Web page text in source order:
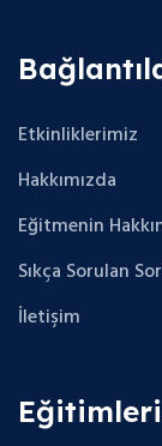
Etkinliklerimiz
Hakkımızda
Eğitmenin
Sıkça Sorulan
İletişim